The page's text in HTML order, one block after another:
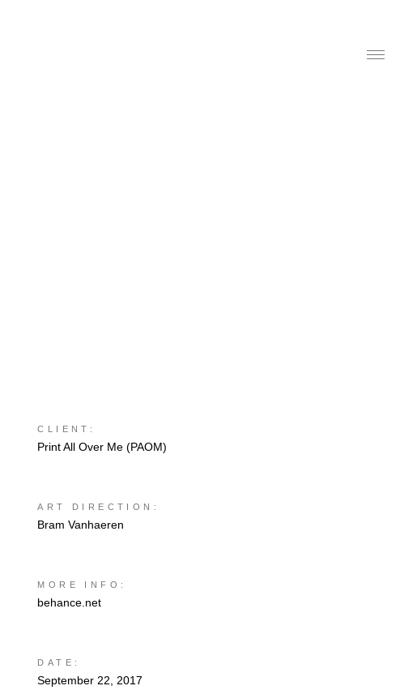
CLIENT:
Print All Over Me (PAOM)
ART DIRECTION:
Bram Vanhaeren
MORE INFO:
behance.net
DATE:
September 22, 2017